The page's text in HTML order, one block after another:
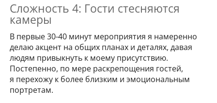
Сложность 4: Гости стесняются
камеры
В первые 30-40 минут мероприятия я намеренно
делаю акцент на общих планах и деталях, давая
людям привыкнуть к моему присутствию.
Постепенно, по мере раскрепощения гостей,
я перехожу к более близким и эмоциональным
портретам.